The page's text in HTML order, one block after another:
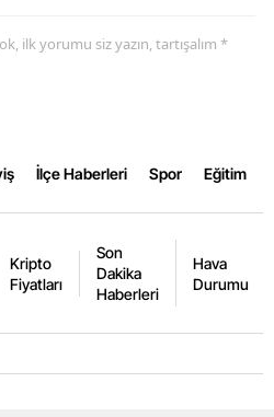
ilk yorumu siz yazın, tartışalım *
İlçe Haberleri Spor Eğitim
Kripto
Fiyatları
Son
Dakika
Haberleri
Hava
Durumu